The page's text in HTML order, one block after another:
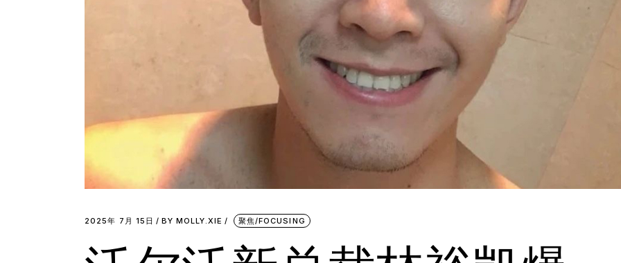
2025年 7月 15日 BY MOLLY.XIE 聚焦/FOCUSING